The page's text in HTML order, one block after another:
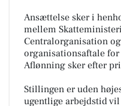
Ansættelse sker i
mellem
Centralorganisation
organisationsaftale for
Aflønning sker efter
Stillingen er uden
ugentlige arbejdstid